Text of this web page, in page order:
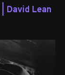
David Lean